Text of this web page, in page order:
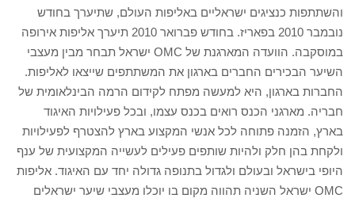
והשתתפות כנציגים ישראליים באליפות העולם, שתיערך בחודש
נובמבר 2010 בפאריז. בחודש פברואר 2010 תיערך אליפות אירופה
במוסקבה. הוועדה המארגנת של OMC ישראל תבחר מבין מעצבי
השיער הבכירים החברים בארגון את המשתתפים שייצאו לאליפות.
החברות בארגון, היא למעשה מפתח לקידום הרמה הבינלאומית של
חבריה. מארגני הכנס רואים בכנס עצמו, ובכל פעילויות האיגוד
בארץ, הזמנה פתוחה לכל אנשי המקצוע בארץ להצטרף לפעילויות
ולקחת בהן חלק ולהיות שותפים פעילים לעשייה המקצועית של ענף
היופי בישראל ובעולם ולגדול בתנופה גדולה יחד עם האיגוד. אליפות
OMC ישראל השניה תהווה מקום בו יוכלו מעצבי שיער ישראלים